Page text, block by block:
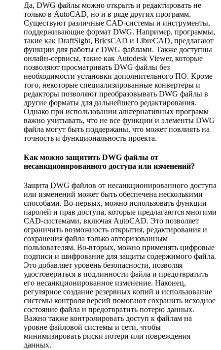
Да, DWG файлы можно открыть и редактировать не
только в AutoCAD, но и в ряде других программ.
Существуют различные CAD-системы и инструменты,
поддерживающие формат DWG. Например, программы,
такие как DraftSight, BricsCAD и LibreCAD, предлагают
функции для работы с DWG файлами. Также доступны
онлайн-сервисы, такие как Autodesk Viewer, которые
позволяют просматривать DWG файлы без
необходимости установки дополнительного ПО. Кроме
того, некоторые специализированные конвертеры и
редакторы позволяют преобразовывать DWG файлы в
другие форматы для дальнейшего редактирования.
Однако при использовании альтернативных программ
важно учитывать, что не все функции и элементы DWG
файла могут быть поддержаны, что может повлиять на
точность и функциональность проекта.
Как можно защитить DWG файлы от
несанкционированного доступа или изменений?
Защита DWG файлов от несанкционированного доступа
или изменений может быть обеспечена несколькими
способами. Во-первых, можно использовать функции
паролей и прав доступа, которые предлагаются многими
CAD-системами, включая AutoCAD. Это позволяет
ограничить возможность открытия, редактирования и
сохранения файла только авторизованным
пользователям. Во-вторых, можно применять цифровые
подписи и шифрование для защиты содержимого файла.
Это добавляет уровень безопасности, позволяя
удостовериться в подлинности файла и предотвратить
его несанкционированное изменение. Наконец,
регулярное создание резервных копий и использование
системы контроля версий помогают сохранить исходное
состояние файла и предотвратить потерю данных.
Важно также контролировать доступ к файлам на
уровне файловой системы и сети, чтобы
минимизировать риски потери или повреждения
данных.